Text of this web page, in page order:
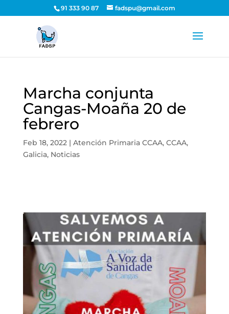
91 333 90 87 fadspu@gmail.com
Marcha conjunta
Cangas-Moaña 20 de
febrero
Feb 18, 2022| Atención Primaria CCAA, CCAA,
Galicia, Noticias